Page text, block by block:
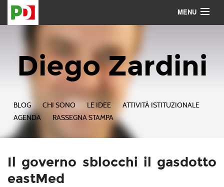
MENU
Diego Zardini
BLOG CHI SONO LE IDEE
ATTIVITÀ ISTITUZIONALE
AGENDA
RASSEGNA STAMPA
Il governo sblocchi il gasdotto
eastMed